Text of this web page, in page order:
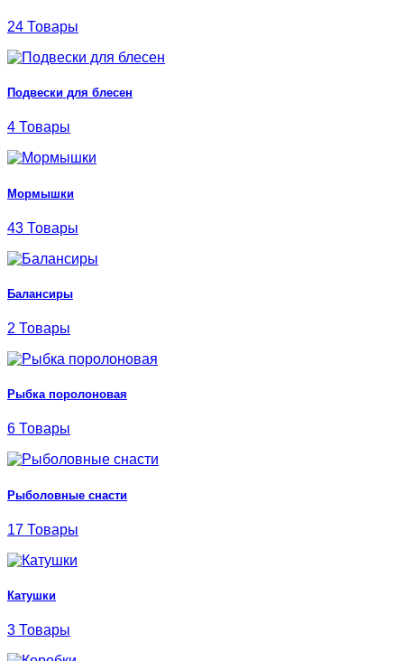
24 Товары
Подвески для блесен
4 Товары
Мормышки
43 Товары
Балансиры
2 Товары
Рыбка поролоновая
6 Товары
Рыболовные снасти
17 Товары
Катушки
3 Товары